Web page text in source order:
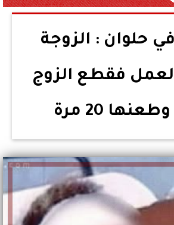
حلوان : الزوجة
فقطع الزوج
20 مرة